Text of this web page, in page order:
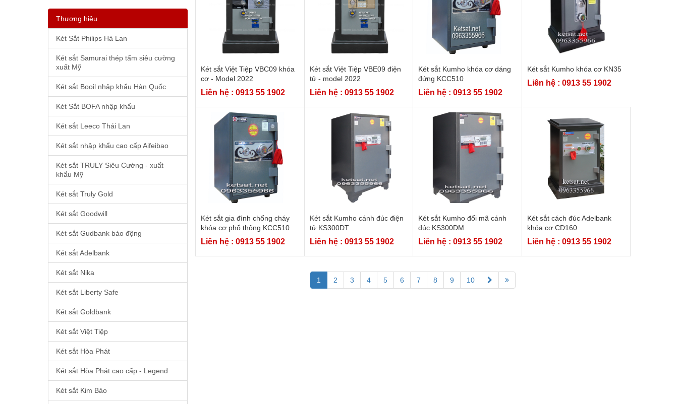
Thương hiệu
Két Sắt Philips Hà Lan
Két sắt Samurai thép tấm siêu cường
xuất Mỹ
Két sắt Booil nhập khẩu Hàn Quốc
Két Sắt BOFA nhập khẩu
Két sắt Leeco Thái Lan
Két sắt nhập khẩu cao cấp Aifeibao
Két sắt TRULY Siêu Cường - xuất
khẩu Mỹ
Két sắt Truly Gold
Két sắt Goodwill
Két sắt Gudbank báo động
Két sắt Adelbank
Két sắt Nika
Két sắt Liberty Safe
Két sắt Goldbank
Két sắt Việt Tiệp
Két sắt Hòa Phát
Két sắt Hòa Phát cao cấp - Legend
Két sắt Kim Bảo
Két sắt Việt Tiệp VBC09 khóa
cơ - Model 2022
Liên hệ : 0913 55 1902
Két sắt Việt Tiệp VBE09 điện
tử - model 2022
Liên hệ : 0913 55 1902
Két sắt Kumho khóa cơ dáng
đứng KCC510
Liên hệ : 0913 55 1902
Két sắt Kumho khóa cơ KN35
Liên hệ : 0913 55 1902
Két sắt gia đình chống cháy
khóa cơ phổ thông KCC510
Liên hệ : 0913 55 1902
Két sắt Kumho cánh đúc điện
tử KS300DT
Liên hệ : 0913 55 1902
Két sắt Kumho đổi mã cánh
đúc KS300DM
Liên hệ : 0913 55 1902
Két sắt cách đúc Adelbank
khóa cơ CD160
Liên hệ : 0913 55 1902
1 2 3 4 5 6 7 8 9 10